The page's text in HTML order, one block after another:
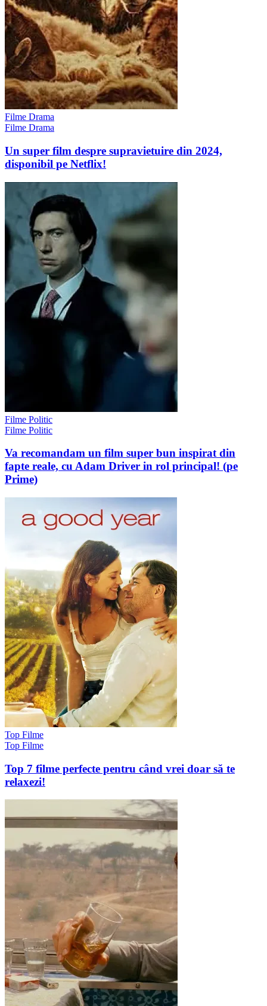
Filme Drama
Filme Drama
Un super film despre supravietuire din 2024,
disponibil pe Netflix!
Filme Politic
Filme Politic
Va recomandam un film super bun inspirat din
fapte reale, cu Adam Driver in rol principal! (pe
Prime)
Top Filme
Top Filme
Top 7 filme perfecte pentru când vrei doar să te
relaxezi!